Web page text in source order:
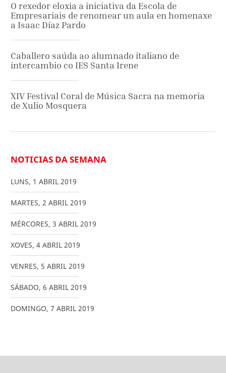
O rexedor eloxia a iniciativa da Escola de
Empresariais de renomear un aula en homenaxe
a Isaac Díaz Pardo
Caballero saúda ao alumnado italiano de
intercambio co IES Santa Irene
XIV Festival Coral de Música Sacra na memoria
de Xulio Mosquera
NOTICIAS DA SEMANA
LUNS, 1 ABRIL 2019
MARTES, 2 ABRIL 2019
MÉRCORES, 3 ABRIL 2019
XOVES, 4 ABRIL 2019
VENRES, 5 ABRIL 2019
SÁBADO, 6 ABRIL 2019
DOMINGO, 7 ABRIL 2019